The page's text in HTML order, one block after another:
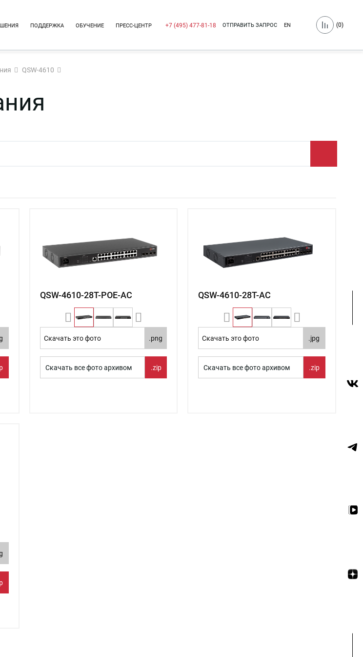
ПОДДЕРЖКА ОБУЧЕНИЕ ПРЕСС-ЦЕНТР +7 (495) 477-81-18 ОТПРАВИТЬ ЗАПРОС EN (0)
QSW-4610
QSW-4610-28T-POE-AC
Скачать это фото .png
Скачать все фото архивом .zip
QSW-4610-28T-AC
Скачать это фото .jpg
Скачать все фото архивом .zip